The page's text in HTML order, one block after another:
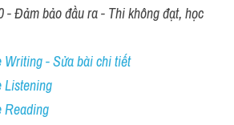
- Đảm bảo đầu ra - Thi không đạt, học
Writing - Sửa bài chi tiết
Listening
Reading